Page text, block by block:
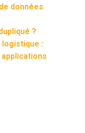
données
?
: